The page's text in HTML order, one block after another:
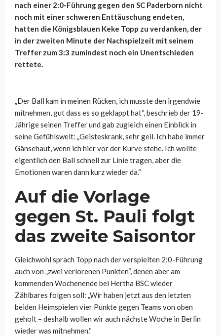
nach einer 2:0-Führung gegen den SC Paderborn nicht
noch mit einer schweren Enttäuschung endeten,
hatten die Königsblauen Keke Topp zu verdanken, der
in der zweiten Minute der Nachspielzeit mit seinem
Treffer zum 3:3 zumindest noch ein Unentschieden
rettete.
„Der Ball kam in meinen Rücken, ich musste den irgendwie
mitnehmen, gut dass es so geklappt hat“, beschrieb der 19-
Jährige seinen Treffer und gab zugleich einen Einblick in
seine Gefühlswelt: „Geisteskrank, sehr geil. Ich habe immer
Gänsehaut, wenn ich hier vor der Kurve stehe. Ich wollte
eigentlich den Ball schnell zur Linie tragen, aber die
Emotionen waren dann kurz wieder da.“
Auf die Vorlage
gegen St. Pauli folgt
das zweite Saisontor
Gleichwohl sprach Topp nach der verspielten 2:0-Führung
auch von „zwei verlorenen Punkten“, denen aber am
kommenden Wochenende bei Hertha BSC wieder
Zählbares folgen soll: „Wir haben jetzt aus den letzten
beiden Heimspielen vier Punkte gegen Teams von oben
geholt – deshalb wollen wir auch nächste Woche in Berlin
wieder was mitnehmen.“